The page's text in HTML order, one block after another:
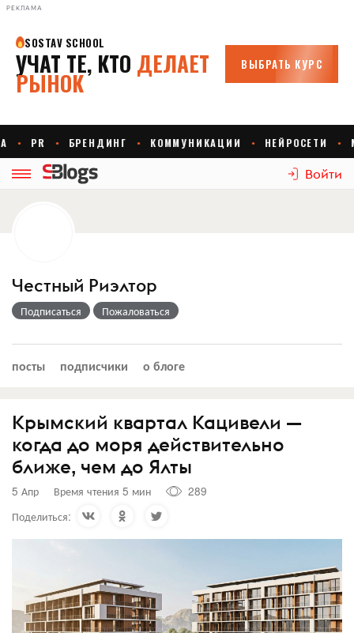
РЕКЛАМА
Войти
Честный Риэлтор
Подписаться Пожаловаться
посты подписчики о блоге
Крымский квартал Кацивели —
когда до моря действительно
ближе, чем до Ялты
5 Апр Время чтения 5 мин
289
Поделиться: